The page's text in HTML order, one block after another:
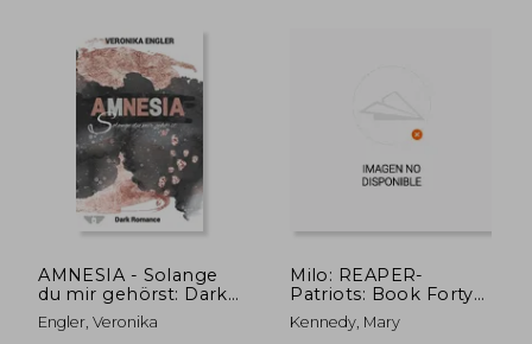
AMNESIA - Solange
du mir gehörst: Dark
Romance (en
Alemán)
Engler, Veronika
Milo: REAPER-
Patriots: Book Forty-
Four (en Inglés)
Kennedy, Mary